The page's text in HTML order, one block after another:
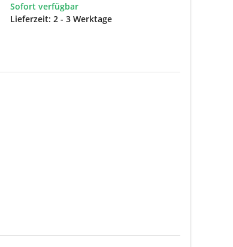
Sofort verfügbar
Lieferzeit: 2 - 3 Werktage